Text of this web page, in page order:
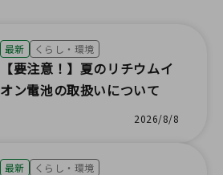
最新 くらし・環境
【要注意！】夏のリチウムイ
オン電池の取扱いについて
2026/8/8
最新 くらし・環境